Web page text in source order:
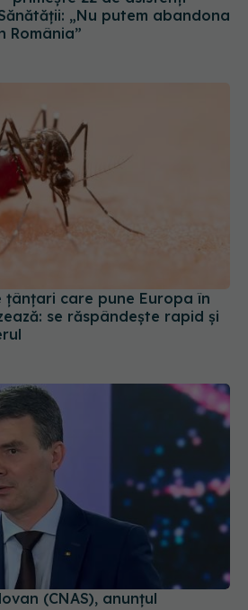
„Nu putem abandona
România”
țânțari care pune Europa în
se răspândește rapid și
(CNAS), anunțul